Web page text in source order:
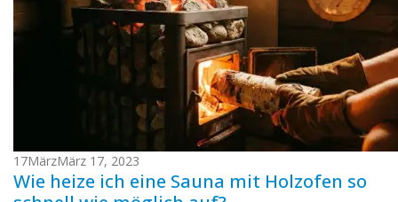
17MärzMärz 17, 2023
Wie heize ich eine Sauna mit Holzofen so